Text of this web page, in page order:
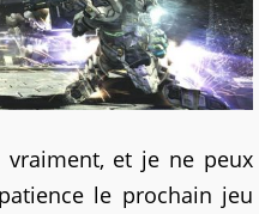
vraiment, et je ne peux
le prochain jeu